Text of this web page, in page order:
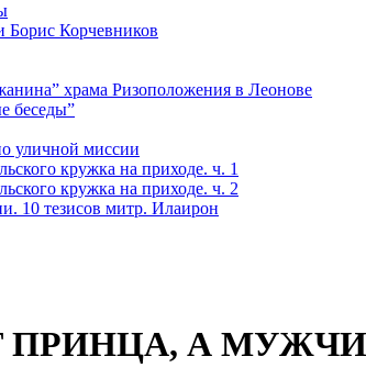
Борис Корчевников
храма Ризоположения в Леонове
беседы”
уличной миссии
кружка на приходе. ч. 1
кружка на приходе. ч. 2
10 тезисов митр. Илаирон
А